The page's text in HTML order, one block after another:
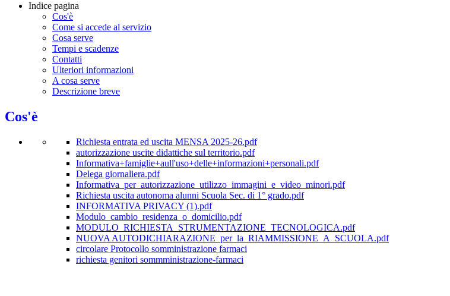
Indice pagina
Cos'è
Come si accede al servizio
Cosa serve
Tempi e scadenze
Contatti
Ulteriori informazioni
A cosa serve
Descrizione breve
Cos'è
Richiesta entrata ed uscita MENSA 2025-26.pdf
autorizzazione uscite didattiche sul territorio.pdf
Informativa+famiglie+aull'uso+delle+informazioni+personali.pdf
Delega giornaliera.pdf
Informativa_per_autorizzazione_utilizzo_immagini_e_video_minori.pdf
Richiesta uscita autonoma alunni Scuola Sec. di 1° grado.pdf
INFORMATIVA PRIVACY (1).pdf
Modulo_cambio_residenza_o_domicilio.pdf
MODULO_RICHIESTA_STRUMENTAZIONE_TECNOLOGICA.pdf
NUOVA AUTODICHIARAZIONE_per_la_RIAMMISSIONE_A_SCUOLA.pdf
circolare Protocollo somministrazione farmaci
richiesta genitori sommministrazione-farmaci